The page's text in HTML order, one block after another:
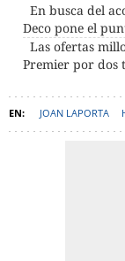
En busca del
Deco pone el
Las ofertas
Premier por dos
JOAN LAPORTA